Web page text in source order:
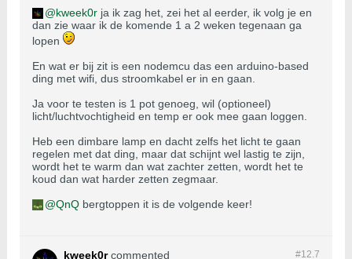
kweek0r ja ik zag het, zei het al eerder, ik volg je en
dan zie waar ik de komende 1 a 2 weken tegenaan ga
lopen
En wat er bij zit is een nodemcu das een arduino-based
ding met wifi, dus stroomkabel er in en gaan.
Ja voor te testen is 1 pot genoeg, wil (optioneel)
licht/luchtvochtigheid en temp er ook mee gaan loggen.
Heb een dimbare lamp en dacht zelfs het licht te gaan
regelen met dat ding, maar dat schijnt wel lastig te zijn,
wordt het te warm dan wat zachter zetten, wordt het te
koud dan wat harder zetten zegmaar.
QnQ bergtoppen it is de volgende keer!
#12.7
kweek0r commented